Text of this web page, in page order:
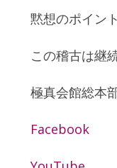
黙想のポイン
この稽古は継
極真会館総本
Facebook